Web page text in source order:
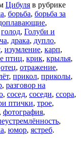
Цибуля в рубрике
, борьба, борьба за
,
голод, Голуби и
, драка, дупло,
, изумление, карп,
птиц, крик, крылья,
отец, отражение,
, прикол, приколы,
, разговор на
, сосед, соседи, ссора,
птички, трое,
, фотография,
,
, юмор, ястреб.